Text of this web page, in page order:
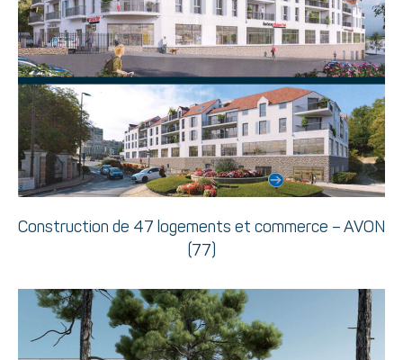
Construction de 47 logements et commerce – AVON
(77)